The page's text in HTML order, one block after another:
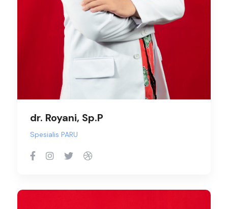
dr. Royani, Sp.P
Spesialis PARU